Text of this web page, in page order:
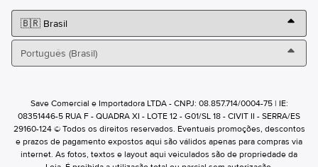
Save Comercial e Importadora LTDA - CNPJ: 08.857.714/0004-75 | IE:
08351446-5 RUA F - QUADRA XI - LOTE 12 - G01/SL 18 - CIVIT II - SERRA/ES
29160-124 © Todos os direitos reservados. Eventuais promoções, descontos
e prazos de pagamento expostos aqui são válidos apenas para compras via
internet. As fotos, textos e layout aqui veiculados são de propriedade da